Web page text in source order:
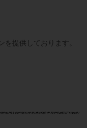
提供しております。